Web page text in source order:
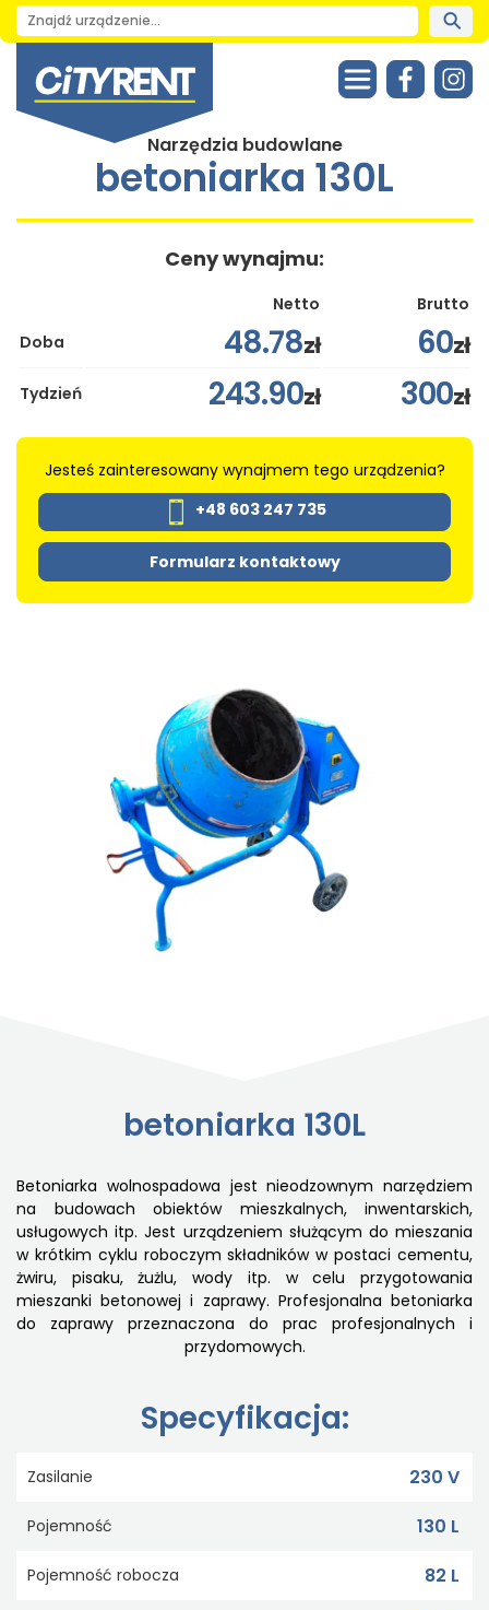
Narzędzia budowlane
betoniarka 130L
Ceny wynajmu:
Netto
Brutto
Doba
48.78zł 60zł
Tydzień 243.90zł 300zł
Jesteś zainteresowany wynajmem tego urządzenia?
+48 603 247 735
Formularz kontaktowy
betoniarka 130L
Betoniarka wolnospadowa jest nieodzownym narzędziem
na budowach obiektów mieszkalnych, inwentarskich,
usługowych itp. Jest urządzeniem służącym do mieszania
w krótkim cyklu roboczym składników w postaci cementu,
żwiru, pisaku, żużlu, wody itp. w celu przygotowania
mieszanki betonowej i zaprawy. Profesjonalna betoniarka
do zaprawy przeznaczona do prac profesjonalnych i
przydomowych.
Specyfikacja:
Zasilanie 230 V
Pojemność 130 L
Pojemność robocza 82 L